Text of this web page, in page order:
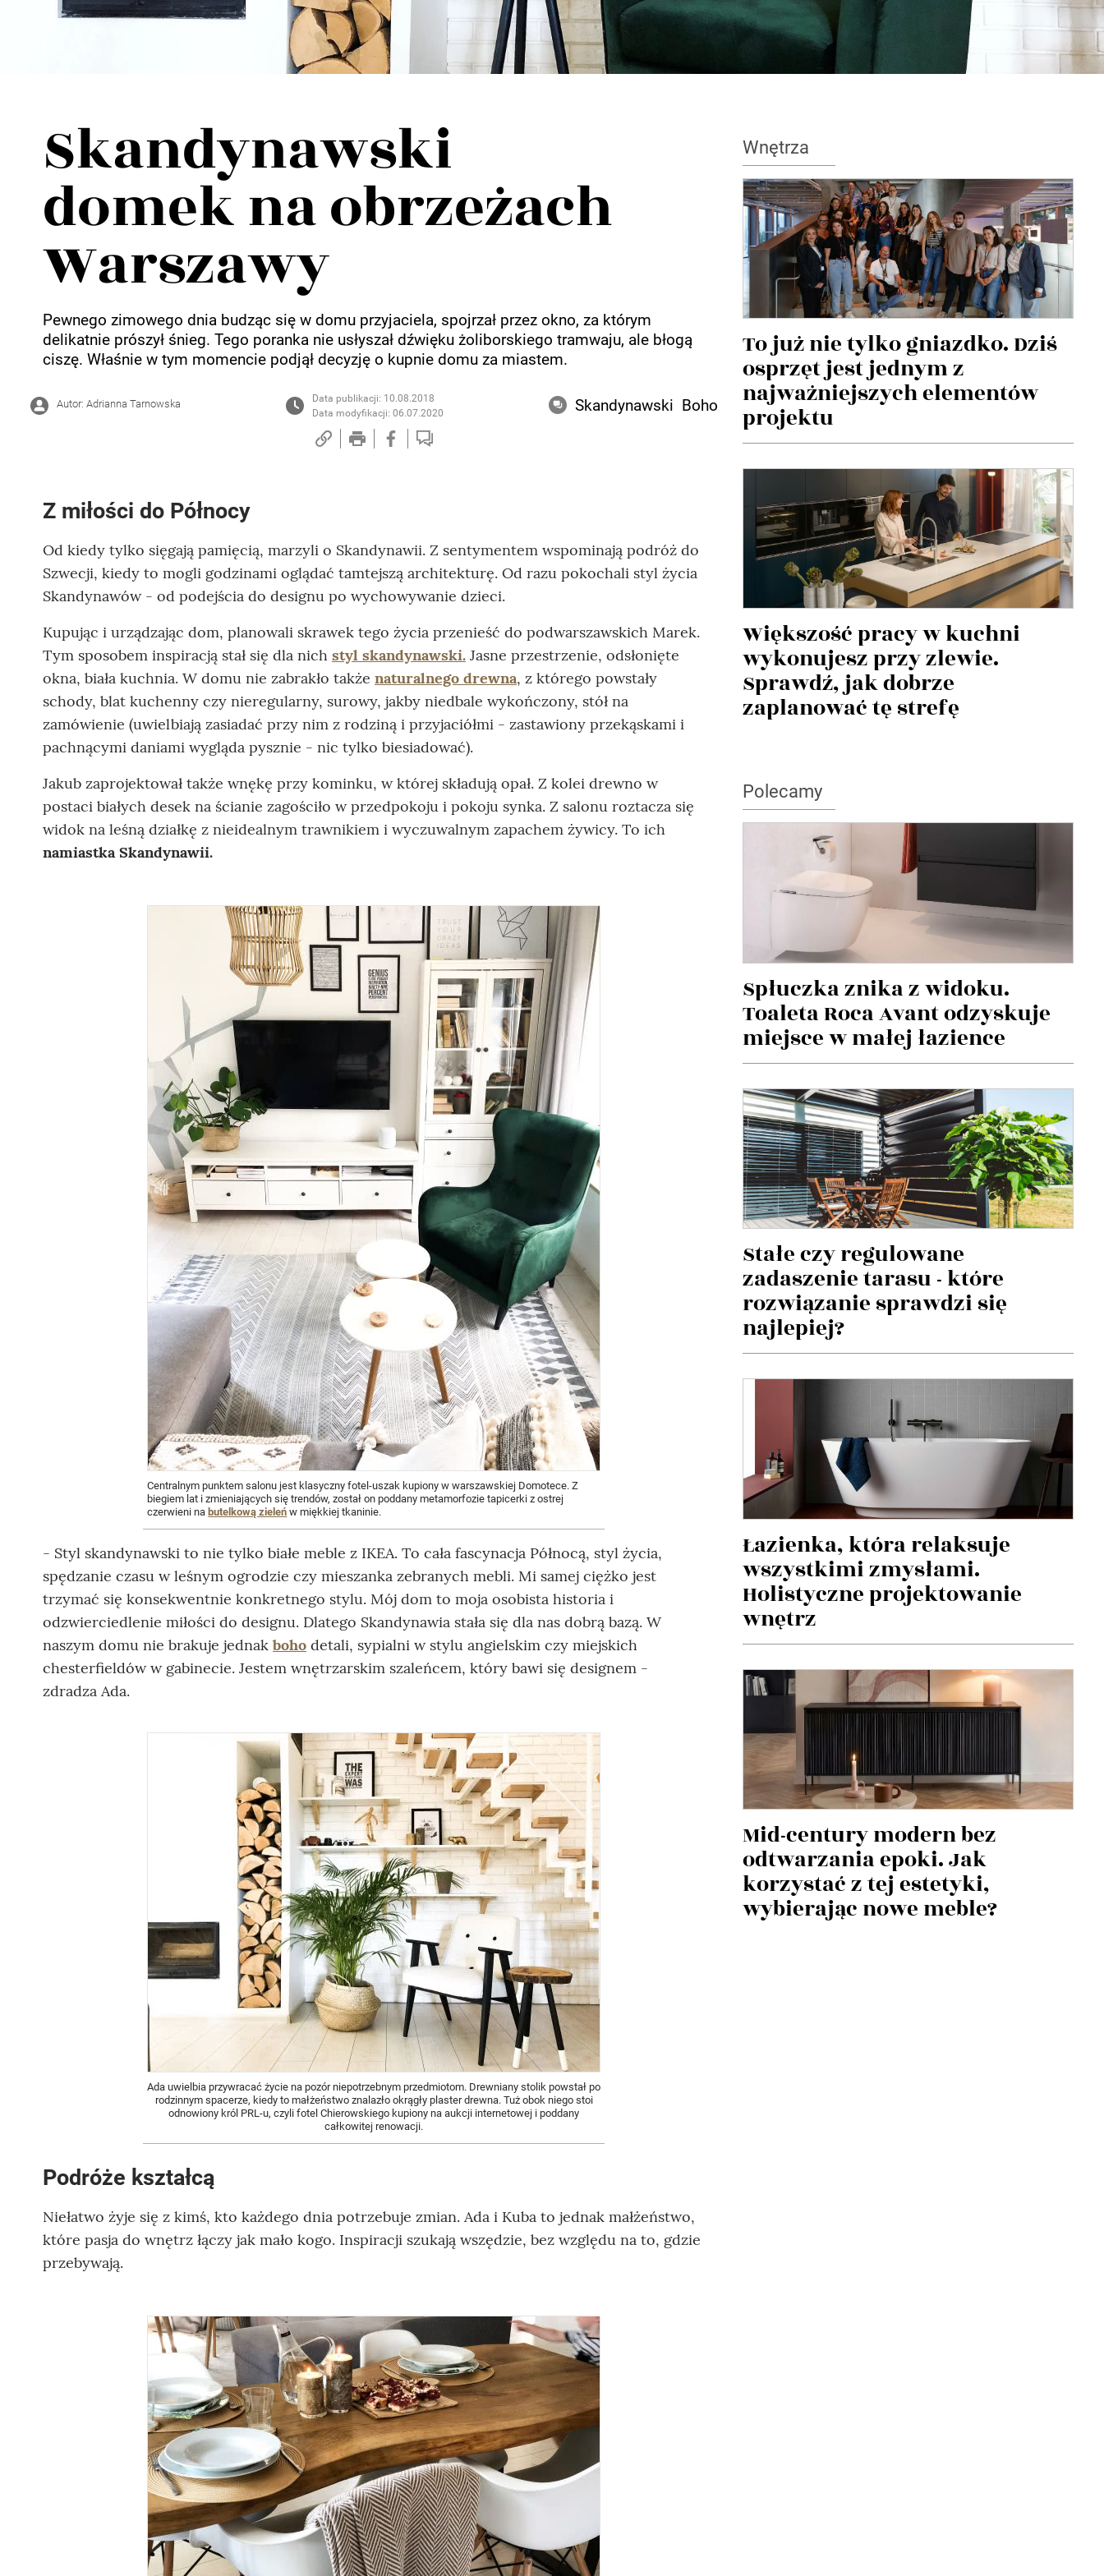
Wellnes
Skandynawski
domek na obrzeżach
Warszawy
Pewnego zimowego dnia budząc się w domu przyjaciela, spojrzał przez okno, za którym
delikatnie prószył śnieg. Tego poranka nie usłyszał dźwięku żoliborskiego tramwaju, ale błogą
ciszę. Właśnie w tym momencie podjął decyzję o kupnie domu za miastem.
Autor: Adrianna Tarnowska
Data publikacji: 10.08.2018
Data modyfikacji: 06.07.2020
Skandynawski Boho
Z miłości do Północy
Od kiedy tylko sięgają pamięcią, marzyli o Skandynawii. Z sentymentem wspominają podróż do
Szwecji, kiedy to mogli godzinami oglądać tamtejszą architekturę. Od razu pokochali styl życia
Skandynawów - od podejścia do designu po wychowywanie dzieci.
Kupując i urządzając dom, planowali skrawek tego życia przenieść do podwarszawskich Marek.
Tym sposobem inspiracją stał się dla nich styl skandynawski. Jasne przestrzenie, odsłonięte
okna, biała kuchnia. W domu nie zabrakło także naturalnego drewna, z którego powstały
schody, blat kuchenny czy nieregularny, surowy, jakby niedbale wykończony, stół na
zamówienie (uwielbiają zasiadać przy nim z rodziną i przyjaciółmi - zastawiony przekąskami i
pachnącymi daniami wygląda pysznie - nic tylko biesiadować).
Jakub zaprojektował także wnękę przy kominku, w której składują opał. Z kolei drewno w
postaci białych desek na ścianie zagościło w przedpokoju i pokoju synka. Z salonu roztacza się
widok na leśną działkę z nieidealnym trawnikiem i wyczuwalnym zapachem żywicy. To ich
namiastka Skandynawii.
Centralnym punktem salonu jest klasyczny fotel-uszak kupiony w warszawskiej Domotece. Z
biegiem lat i zmieniających się trendów, został on poddany metamorfozie tapicerki z ostrej
czerwieni nabutelkową zieleń w miękkiej tkaninie.
- Styl skandynawski to nie tylko białe meble z IKEA. To cała fascynacja Północą, styl życia,
spędzanie czasu w leśnym ogrodzie czy mieszanka zebranych mebli. Mi samej ciężko jest
trzymać się konsekwentnie konkretnego stylu. Mój dom to moja osobista historia i
odzwierciedlenie miłości do designu. Dlatego Skandynawia stała się dla nas dobrą bazą. W
naszym domu nie brakuje jednak boho detali, sypialni w stylu angielskim czy miejskich
chesterfieldów w gabinecie. Jestem wnętrzarskim szaleńcem, który bawi się designem -
zdradza Ada.
Ada uwielbia przywracać życie na pozór niepotrzebnym przedmiotom. Drewniany stolik powstał po
rodzinnym spacerze, kiedy to małżeństwo znalazło okrągły plaster drewna. Tuż obok niego stoi
odnowiony król PRL-u, czyli fotel Chierowskiego kupiony na aukcji internetowej i poddany
całkowitej renowacji.
Podróże kształcą
Niełatwo żyje się z kimś, kto każdego dnia potrzebuje zmian. Ada i Kuba to jednak małżeństwo,
które pasja do wnętrz łączy jak mało kogo. Inspiracji szukają wszędzie, bez względu na to, gdzie
przebywają.
Wnętrza
To już nie tylko gniazdko. Dziś
osprzęt jest jednym z
najważniejszych elementów
projektu
Większość pracy w kuchni
wykonujesz przy zlewie.
Sprawdź, jak dobrze
zaplanować tę strefę
Polecamy
Spłuczka znika z widoku.
Toaleta Roca Avant odzyskuje
miejsce w małej łazience
Stałe czy regulowane
zadaszenie tarasu - które
rozwiązanie sprawdzi się
najlepiej?
Łazienka, która relaksuje
wszystkimi zmysłami.
Holistyczne projektowanie
wnętrz
Mid-century modern bez
odtwarzania epoki. Jak
korzystać z tej estetyki,
wybierając nowe meble?